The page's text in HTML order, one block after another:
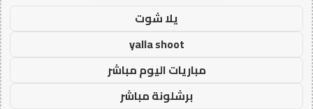
يلا شوت
yalla shoot
مباريات اليوم مباشر
برشلونة مباشر